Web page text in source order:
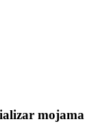
mojama